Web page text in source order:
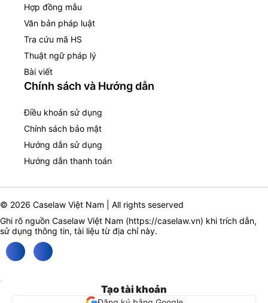
Hợp đồng mẫu
Văn bản pháp luật
Tra cứu mã HS
Thuật ngữ pháp lý
Bài viết
Chính sách và Hướng dẫn
Điều khoản sử dụng
Chính sách bảo mật
Hướng dẫn sử dụng
Hướng dẫn thanh toán
© 2026 Caselaw Việt Nam | All rights seserved
Ghi rõ nguồn Caselaw Việt Nam (https://caselaw.vn) khi trích dẫn,
sử dụng thông tin, tài liệu từ địa chỉ này.
Tạo tài khoản